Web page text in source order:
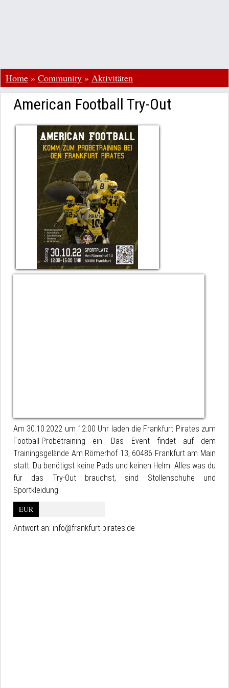
Home » Community » Aktivitäten
American Football Try-Out
Am 30.10.2022 um 12:00 Uhr laden die Frankfurt Pirates zum
Football-Probetraining ein. Das Event findet auf dem
Trainingsgelände Am Römerhof 13, 60486 Frankfurt am Main
statt. Du benötigst keine Pads und keinen Helm. Alles was du
für das Try-Out brauchst, sind Stollenschuhe und
Sportkleidung.
EUR
Antwort an: info@frankfurt-pirates.de